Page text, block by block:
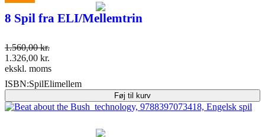
8 Spil fra ELI/Mellemtrin
1.560,00kr.
1.326,00 kr.
ekskl. moms
ISBN:SpilElimellem
Føj til kurv